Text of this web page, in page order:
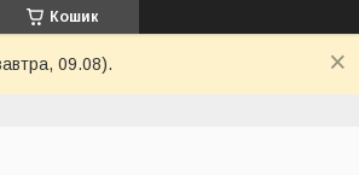
Кошик
09.08).